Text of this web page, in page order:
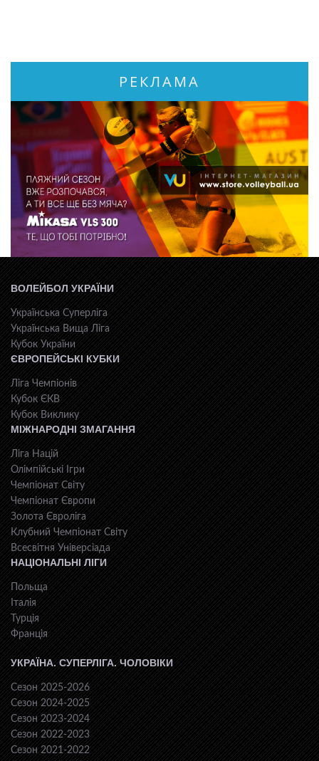
РЕКЛАМА
ВОЛЕЙБОЛ УКРАЇНИ
Українська Суперліга
Українська Вища Ліга
Кубок України
ЄВРОПЕЙСЬКІ КУБКИ
Ліга Чемпіонів
Кубок ЄКВ
Кубок Виклику
МІЖНАРОДНІ ЗМАГАННЯ
Ліга Націй
Олімпійські Ігри
Чемпіонат Світу
Чемпіонат Європи
Золота Євроліга
Клубний Чемпіонат Світу
Всесвiтня Унiверсiaда
НАЦІОНАЛЬНІ ЛІГИ
Польща
Італія
Турція
Франція
УКРАЇНА. СУПЕРЛІГА. ЧОЛОВІКИ
Сезон 2025-2026
Сезон 2024-2025
Сезон 2023-2024
Сезон 2022-2023
Сезон 2021-2022